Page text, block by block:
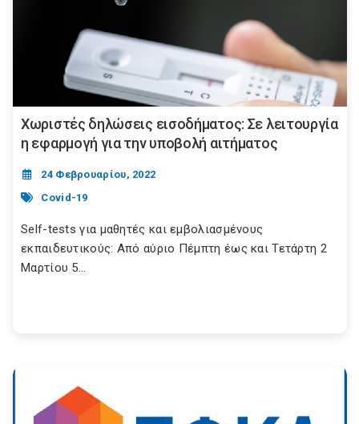
Χωριστές δηλώσεις εισοδήματος: Σε λειτουργία
η εφαρμογή για την υποβολή αιτήματος
24 Φεβρουαρίου, 2022
Covid-19
Self-tests για μαθητές και εμβολιασμένους
εκπαιδευτικούς: Από αύριο Πέμπτη έως και Τετάρτη 2
Μαρτίου 5...